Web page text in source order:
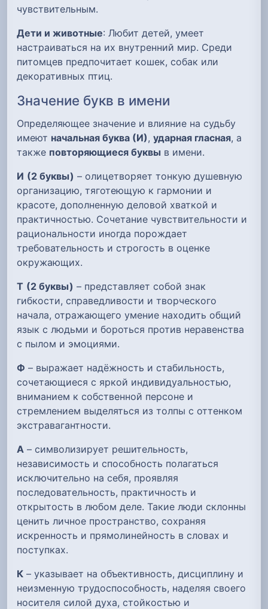
чувствительным.
Дети и животные: Любит детей, умеет
настраиваться на их внутренний мир. Среди
питомцев предпочитает кошек, собак или
декоративных птиц.
Значение букв в имени
Определяющее значение и влияние на судьбу
имеют начальная буква (И), ударная гласная, а
также повторяющиеся буквы в имени.
И (2 буквы) – олицетворяет тонкую душевную
организацию, тяготеющую к гармонии и
красоте, дополненную деловой хваткой и
практичностью. Сочетание чувствительности и
рациональности иногда порождает
требовательность и строгость в оценке
окружающих.
Т (2 буквы) – представляет собой знак
гибкости, справедливости и творческого
начала, отражающего умение находить общий
язык с людьми и бороться против неравенства
с пылом и эмоциями.
Ф – выражает надёжность и стабильность,
сочетающиеся с яркой индивидуальностью,
вниманием к собственной персоне и
стремлением выделяться из толпы с оттенком
экстравагантности.
А – символизирует решительность,
независимость и способность полагаться
исключительно на себя, проявляя
последовательность, практичность и
открытость в любом деле. Такие люди склонны
ценить личное пространство, сохраняя
искренность и прямолинейность в словах и
поступках.
К – указывает на объективность, дисциплину и
неизменную трудоспособность, наделяя своего
носителя силой духа, стойкостью и